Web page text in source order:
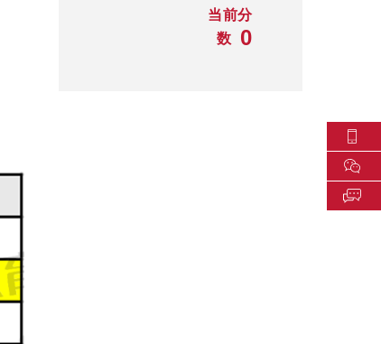
当前分
数
0